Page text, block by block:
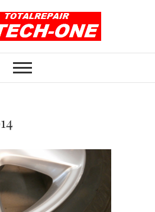
ル修理のト
リペアテッ